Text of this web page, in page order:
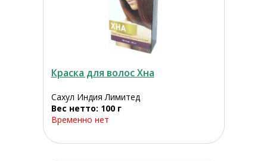
Краска для волос Хна
Сахул Индия Лимитед
Вес нетто: 100 г
Временно нет